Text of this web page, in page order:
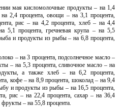
мая кисломолочные продукты – на 1,4
2,4 процента, овощи – на 3,1 процента,
рис – на 4,2 процента, хлеб – на 4,4
5,1 процента, гречневая крупа – на 5,5
и продукты из рыбы – на 6,8 процента,
– на 3 процента, подсолнечное масло –
– на 5,3 процента, сливочное масло – на
а также хлеб – на 6,2 процента,
кофе – на 8,9 процента, шоколад – на 9,4
и продукты из рыбы – на 16,5 процента,
рис – на 22,4 процента, сахар – на 36,4
– на 55,8 процента.